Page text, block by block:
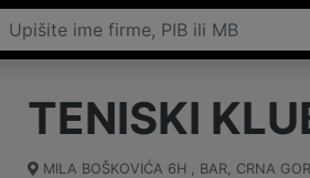
TENISKI
MILA BOŠKOVIĆA 6H , BAR, CRNA